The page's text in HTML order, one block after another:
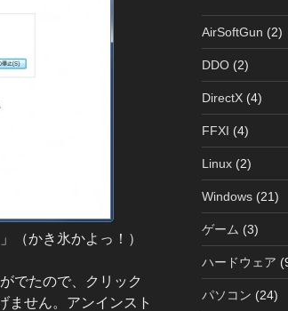
（かき氷かよっ！）
でたので、クリック
ません。アンインスト
AirSoftGun (2)
DDO(2)
DirectX(4)
FFXI (4)
Linux(2)
Windows(21)
ゲーム (3)
ハードウェア
パソコン (24)